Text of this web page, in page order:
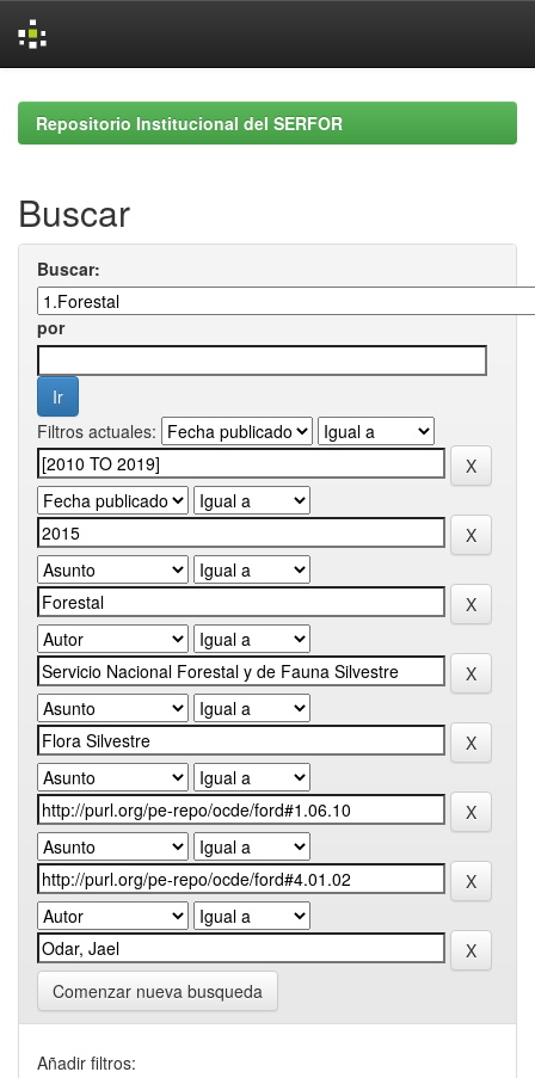
navigationRepositorio Institucional del SERFOR
Buscar
Buscar:
por
Filtros actuales:
Comenzar nueva busqueda
Añadir filtros: